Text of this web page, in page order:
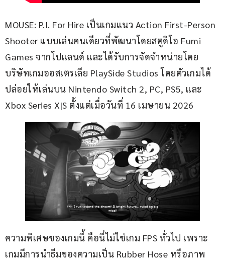
MOUSE: P.I. For Hire เป็นเกมแนว Action First-Person
Shooter แบบเล่นคนเดียวที่พัฒนาโดยสตูดิโอ Fumi
Games จากโปแลนด์ และได้รับการจัดจำหน่ายโดย
บริษัทเกมออสเตรเลีย PlaySide Studios โดยตัวเกมได้
ปล่อยให้เล่นบน Nintendo Switch 2, PC, PS5, และ
Xbox Series X|S ตั้งแต่เมื่อวันที่ 16 เมษายน 2026
ความพิเศษของเกมนี้ คือนี่ไม่ใช่เกม FPS ทั่วไป เพราะ
เกมมีการนำธีมของความเป็น Rubber Hose หรือภาพ